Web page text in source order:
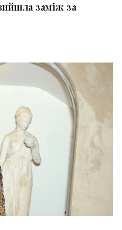
заміж за